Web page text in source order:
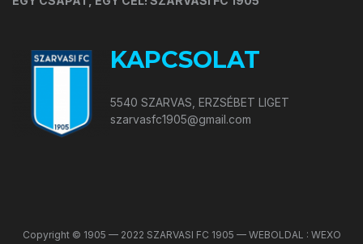
KAPCSOLAT
5540 SZARVAS, ERZSÉBET LIGET
szarvasfc1905@gmail.com
Copyright © 1905 — 2022 SZARVASI FC 1905 — WEBOLDAL : WEXO